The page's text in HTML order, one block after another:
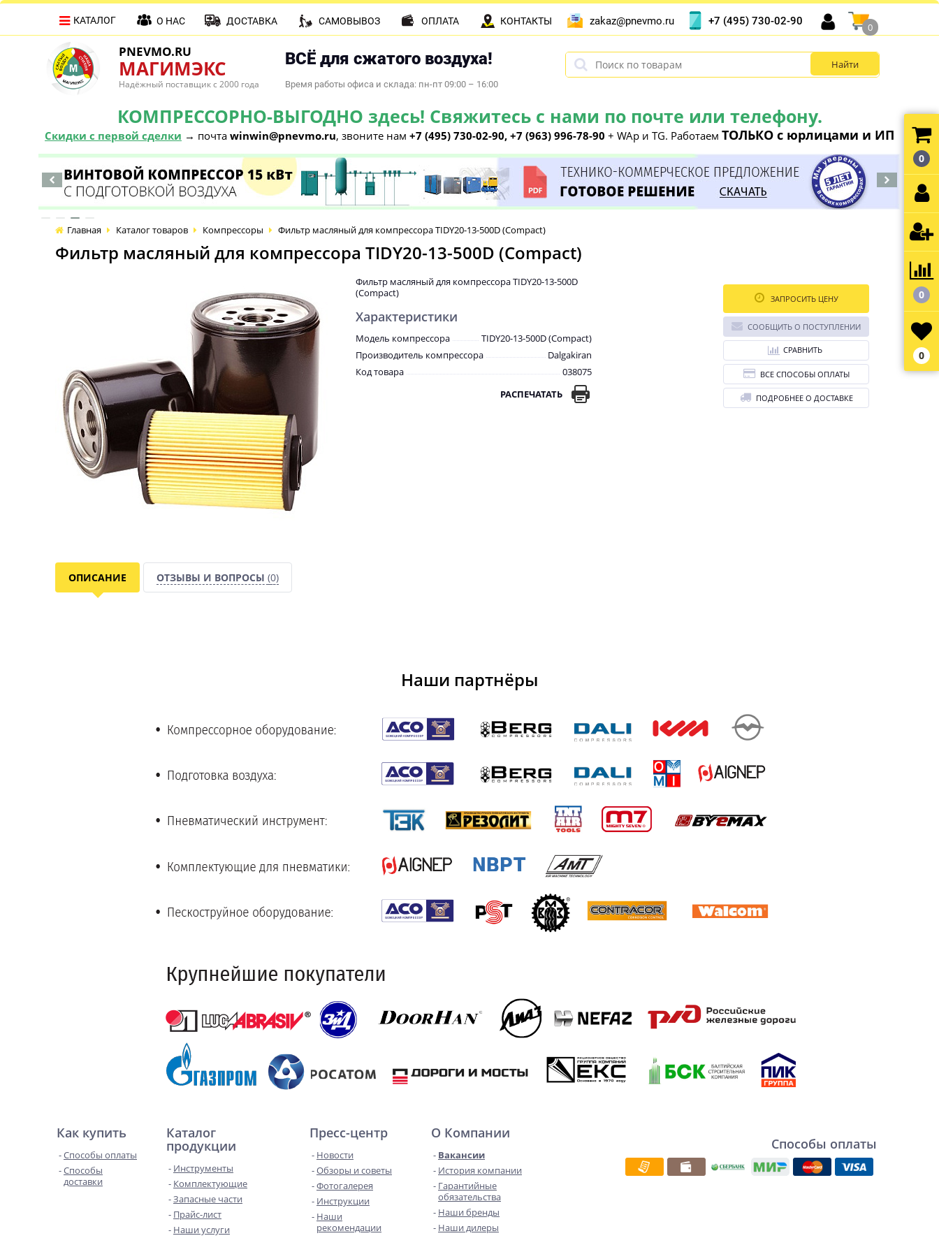
PNEVMO.RU
МАГИМЭКС
Надёжный поставщик с 2000 года
ВСЁ для сжатого воздуха!
Время работы офиса и склада: пн-пт 09:00 – 16:00
КОМПРЕССОРНО-ВЫГОДНО здесь! Свяжитесь с нами по почте или телефону.
Скидки с первой сделки → почта winwin@pnevmo.ru, звоните нам +7 (495) 730-02-90, +7 (963) 996-78-90 + WAp и TG. Работаем ТОЛЬКО с юрлицами и ИП
КАТАЛОГ О НАС ДОСТАВКА САМОВЫВОЗ ОПЛАТА КОНТАКТЫ zakaz@pnevmo.ru +7 (495) 730-02-90
0
Главная Каталог товаров Компрессоры Фильтр масляный для компрессора TIDY20-13-500D (Compact)
Фильтр масляный для компрессора TIDY20-13-500D (Compact)
Фильтр масляный для компрессора TIDY20-13-500D
(Compact)
Характеристики
Модель компрессора
TIDY20-13-500D (Compact)
Производитель компрессора
Dalgakiran
Код товара
038075
РАСПЕЧАТАТЬ
ЗАПРОСИТЬ ЦЕНУ
СООБЩИТЬ О ПОСТУПЛЕНИИ
СРАВНИТЬ
ВСЕ СПОСОБЫ ОПЛАТЫ
ПОДРОБНЕЕ О ДОСТАВКЕ
ОПИСАНИЕ ОТЗЫВЫ И ВОПРОСЫ (0)
Наши партнёры
Как купить
Способы оплаты
Способы
доставки
Каталог
продукции
Инструменты
Комплектующие
Запасные части
Прайс-лист
Наши услуги
Пресс-центр
Новости
Обзоры и советы
Фотогалерея
Инструкции
Наши
рекомендации
О Компании
Вакансии
История компании
Гарантийные
обязательства
Наши бренды
Наши дилеры
Способы оплаты
0
0
0